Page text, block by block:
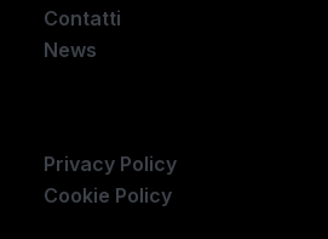
Contatti
News
Privacy Policy
Cookie Policy